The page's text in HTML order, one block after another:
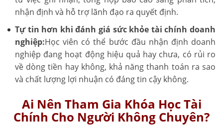
nhận định và hỗ trợ lãnh đạo ra quyết định.
Tự tin hơn khi đánh giá sức khỏe tài chính doanh
nghiệp:Học viên có thể bước đầu nhận định doanh
nghiệp đang hoạt động hiệu quả hay chưa, có rủi ro
về dòng tiền hay không, khả năng thanh toán ra sao
và chất lượng lợi nhuận có đáng tin cậy không.
Ai Nên Tham Gia Khóa Học Tài
Chính Cho Người Không Chuyên?